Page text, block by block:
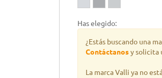
Has elegido:
¿Estás buscando una
Contáctanosy solicita
La marca Valli ya no